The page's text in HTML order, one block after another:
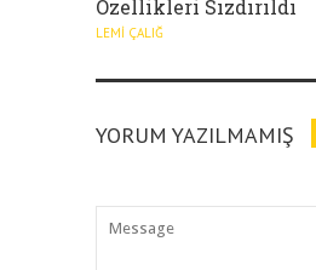
Özellikleri Sızdırıldı
LEMI ÇALIĞ
YORUM YAZILMAMIŞ